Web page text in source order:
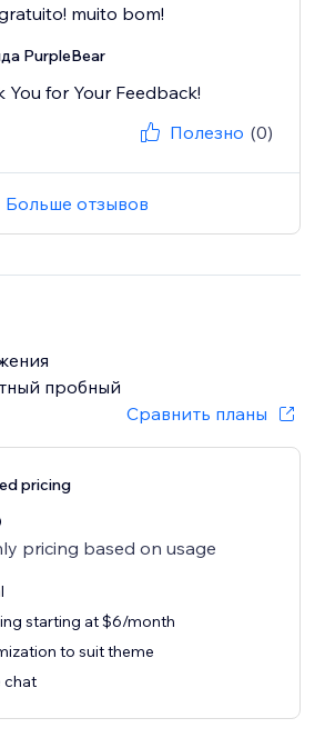
muito bom!
PurpleBear
You for Your Feedback!
Полезно (0)
Больше отзывов
пробный
Сравнить планы
pricing
pricing based on usage
starting at $6/month
to suit theme
chat